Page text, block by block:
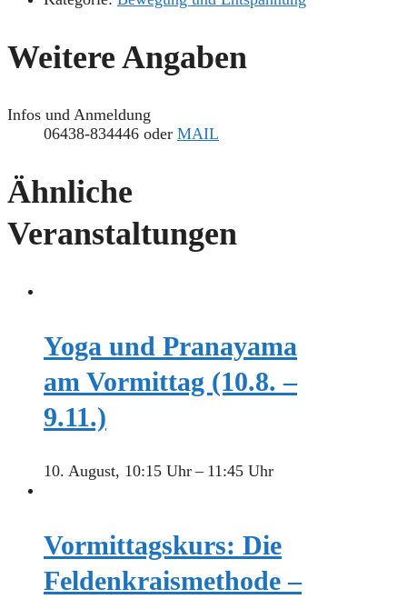
Weitere Angaben
Infos und Anmeldung
06438-834446 oder MAIL
Ähnliche
Veranstaltungen
Yoga und Pranayama
am Vormittag (10.8. –
9.11.)
10. August, 10:15 Uhr– 11:45 Uhr
Vormittagskurs: Die
Feldenkraismethode –